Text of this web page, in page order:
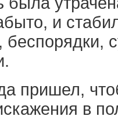
и
пришел,
в